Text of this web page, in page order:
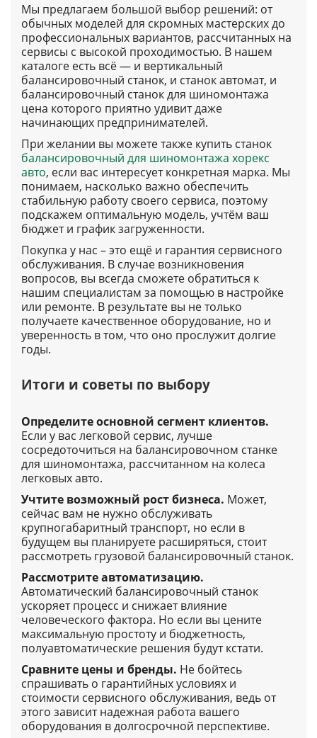
Мы предлагаем большой выбор решений: от
обычных моделей для скромных мастерских до
профессиональных вариантов, рассчитанных на
сервисы с высокой проходимостью. В нашем
каталоге есть всё — и вертикальный
балансировочный станок, и станок автомат, и
балансировочный станок для шиномонтажа
цена которого приятно удивит даже
начинающих предпринимателей.
При желании вы можете также купить станок
балансировочный для шиномонтажа хорекс
авто, если вас интересует конкретная марка. Мы
понимаем, насколько важно обеспечить
стабильную работу своего сервиса, поэтому
подскажем оптимальную модель, учтём ваш
бюджет и график загруженности.
Покупка у нас – это ещё и гарантия сервисного
обслуживания. В случае возникновения
вопросов, вы всегда сможете обратиться к
нашим специалистам за помощью в настройке
или ремонте. В результате вы не только
получаете качественное оборудование, но и
уверенность в том, что оно прослужит долгие
годы.
Итоги и советы по выбору
Определите основной сегмент клиентов.
Если у вас легковой сервис, лучше
сосредоточиться на балансировочном станке
для шиномонтажа, рассчитанном на колеса
легковых авто.
Учтите возможный рост бизнеса. Может,
сейчас вам не нужно обслуживать
крупногабаритный транспорт, но если в
будущем вы планируете расширяться, стоит
рассмотреть грузовой балансировочный станок.
Рассмотрите автоматизацию.
Автоматический балансировочный станок
ускоряет процесс и снижает влияние
человеческого фактора. Но если вы цените
максимальную простоту и бюджетность,
полуавтоматические решения будут кстати.
Сравните цены и бренды. Не бойтесь
спрашивать о гарантийных условиях и
стоимости сервисного обслуживания, ведь от
этого зависит надежная работа вашего
оборудования в долгосрочной перспективе.